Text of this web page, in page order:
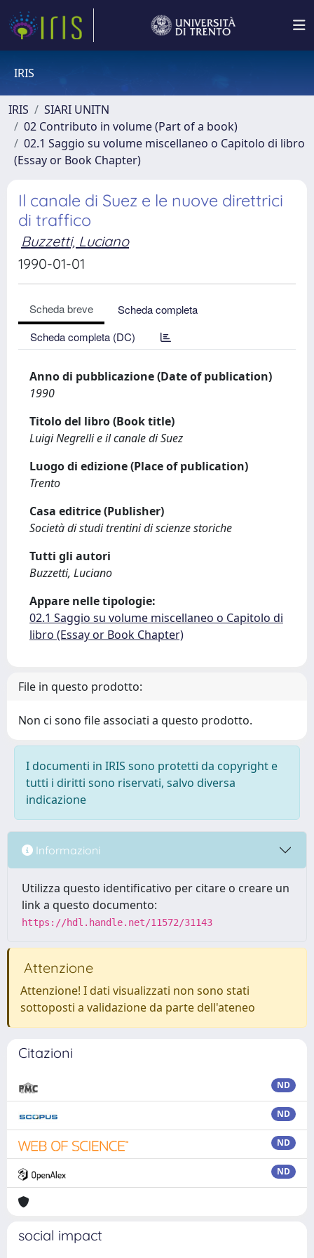
IRIS
IRIS
SIARI UNITN
02 Contributo in volume (Part of a book)
02.1 Saggio su volume miscellaneo o Capitolo di libro
(Essay or Book Chapter)
Il canale di Suez e le nuove direttrici
di traffico
Buzzetti, Luciano
1990-01-01
Scheda breve
Scheda completa
Scheda completa (DC)
Anno di pubblicazione (Date of publication)
1990
Titolo del libro (Book title)
Luigi Negrelli e il canale di Suez
Luogo di edizione (Place of publication)
Trento
Casa editrice (Publisher)
Società di studi trentini di scienze storiche
Tutti gli autori
Buzzetti, Luciano
Appare nelle tipologie:
02.1 Saggio su volume miscellaneo o Capitolo di
libro (Essay or Book Chapter)
File in questo prodotto:
Non ci sono file associati a questo prodotto.
I documenti in IRIS sono protetti da copyright e
tutti i diritti sono riservati, salvo diversa
indicazione
Informazioni
Utilizza questo identificativo per citare o creare un
link a questo documento:
https://hdl.handle.net/11572/31143
Attenzione
Attenzione! I dati visualizzati non sono stati
sottoposti a validazione da parte dell'ateneo
Citazioni
ND
ND
ND
ND
social impact